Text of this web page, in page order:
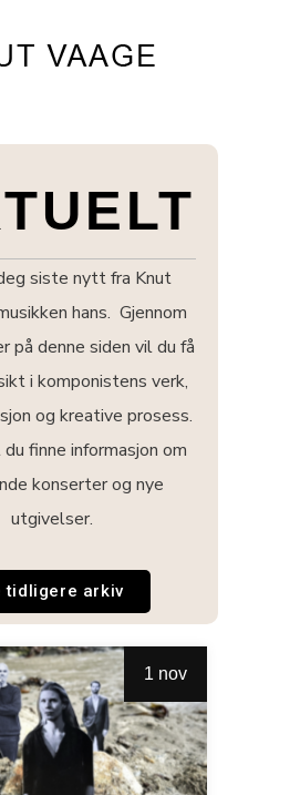
siste nytt fra Knut
hans. Gjennom
på denne siden vil du få
i komponistens verk,
og kreative prosess.
finne informasjon om
konserter og nye
utgivelser.
tidligere arkiv
1 nov